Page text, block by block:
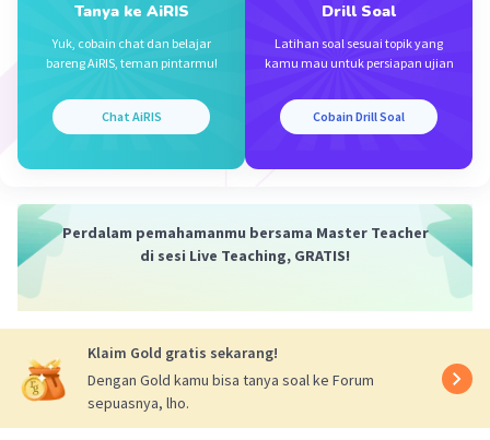
U5 = 2√3 × (√3)⁴
= 18√3
Suku ke-5 adalah 18√3
Beri Rating 1 Balas
Tanya ke AiRIS
Yuk, cobain chat dan belajar
bareng AiRIS, teman pintarmu!
Chat AiRIS
Drill Soal
Latihan soal sesuai topik yang
kamu mau untuk persiapan ujian
Cobain Drill Soal
Perdalam pemahamanmu bersama Master Teacher
di sesi Live Teaching, GRATIS!
Klaim Gold gratis sekarang!
Dengan Gold kamu bisa tanya soal ke Forum
sepuasnya, lho.